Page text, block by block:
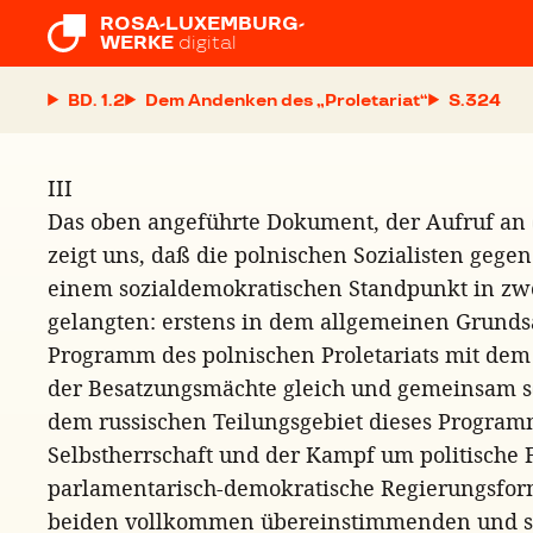
ROSA-LUXEMBURG-
WERKE digital
BD. 1.2 Dem Andenken des „Proletariat“ S.
III
Das oben angeführte Dokument, der Aufruf an
zeigt uns, daß die polnischen Sozialisten gegen
einem sozialdemokratischen Standpunkt in
gelangten: erstens in dem allgemeinen
Programm des polnischen Proletariats mit
der Besatzungsmächte gleich und gemeinsam
dem russischen Teilungsgebiet dieses
Selbstherrschaft und der Kampf um politische
parlamentarisch-demokratische
beiden vollkommen übereinstimmenden und